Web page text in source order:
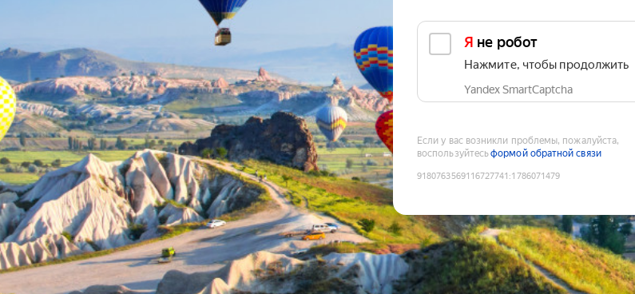
Я не робот
Нажмите, чтобы продолжить
Yandex SmartCaptcha
Если у вас возникли проблемы, пожалуйста,
воспользуйтесьформой обратной связи
9180763569116727741 :1786071479